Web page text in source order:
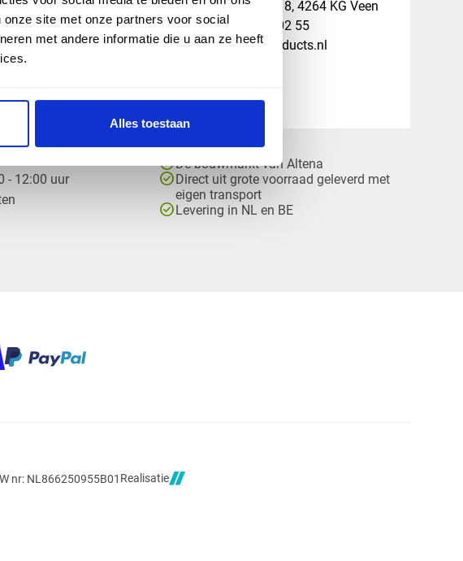
site met onze partners voor social
met andere informatie die u aan ze heeft
Alles toestaan
- 12:00 uur
map Veensesteeg 8, 4264 KG Veen
phone_enabled +31 416 75 02 55
mail info@vosproducts.nl
check_circleDé bouwmarkt van Altena
check_circle Direct uit grote voorraad geleverd met
eigen transport
check_circle Levering in NL en BE
nr: NL866250955B01 Realisatie